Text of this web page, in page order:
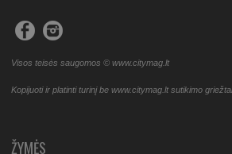
Visos teisės saugomos © www.citymag.lt
Kopijuoti ir platinti turinį be www.citymag.lt sutikimo
ŽYMĖS